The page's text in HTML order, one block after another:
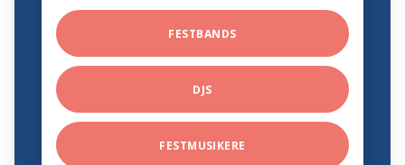
FESTBANDS
DJS
FESTMUSIKERE